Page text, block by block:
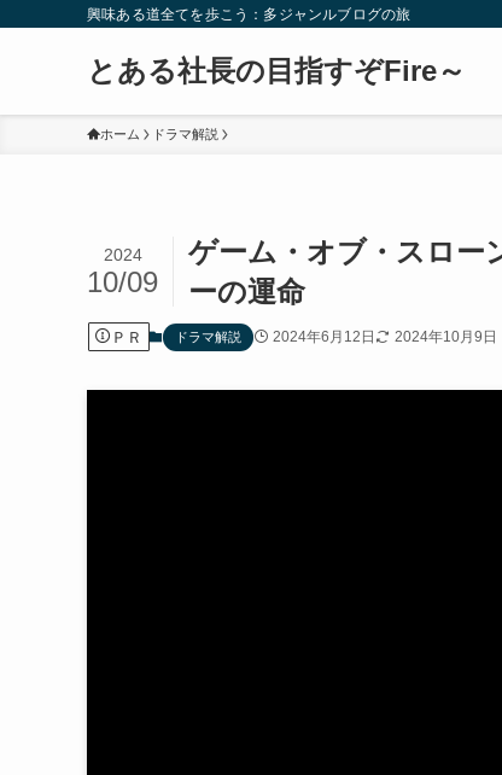
興味ある道全てを歩こう：多ジャンルブログの旅
とある社長の目指すぞFire～
ホーム ドラマ解説
ゲーム・オブ・スロー
ーの運命
2024
10/09
ＰＲ ドラマ解説 2024年6月12日 2024年10月9日